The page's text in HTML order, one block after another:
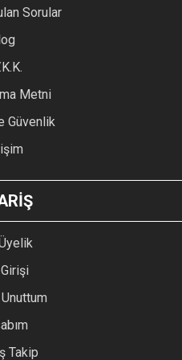
bulunuyor.
pahalı.
Sorular
Metni
Güvenlik
Takip